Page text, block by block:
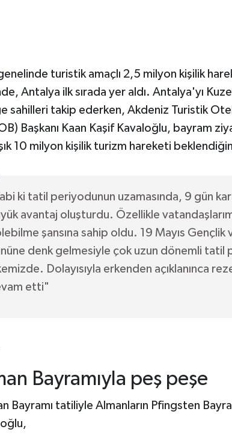
turistik amaçlı 2,5 milyon kişilik
Antalya ilk sırada yer aldı. Antalya'yı
sahilleri takip ederken, Akdeniz Turistik
Başkanı Kaan Kaşif Kavaloğlu, bayram
10 milyon kişilik turizm hareketi
ki tatil periyodunun uzamasında, 9 gün
avantaj oluşturdu. Özellikle
şansına sahip oldu. 19 Mayıs Gençlik
denk gelmesiyle çok uzun dönemli tatil
Dolayısıyla erkenden açıklanınca
etti"
Bayramıyla peş peşe
Bayramı tatiliyle Almanların Pfingsten